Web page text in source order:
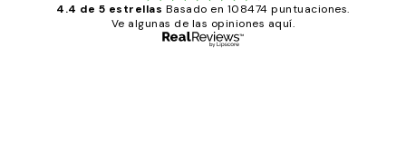
4.4 de 5 estrellas Basado en 108474 puntuaciones.
Ve algunas de las opiniones aquí.